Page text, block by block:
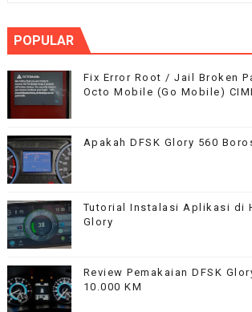
POPULAR
Fix Error Root / Jail Broken
Octo Mobile (Go Mobile)
Apakah DFSK Glory 560
Tutorial Instalasi Aplikasi di
Glory
Review Pemakaian DFSK
10.000 KM